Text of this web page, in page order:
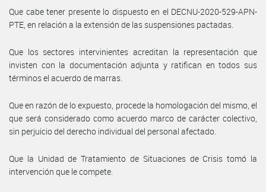
Que cabe tener presente lo dispuesto en el DECNU-2020-529-APN-
PTE, en relación a la extensión de las suspensiones pactadas.
Que los sectores intervinientes acreditan la representación que
invisten con la documentación adjunta y ratifican en todos sus
términos el acuerdo de marras.
Que en razón de lo expuesto, procede la homologación del mismo, el
que será considerado como acuerdo marco de carácter colectivo,
sin perjuicio del derecho individual del personal afectado.
Que la Unidad de Tratamiento de Situaciones de Crisis tomó la
intervención que le compete.